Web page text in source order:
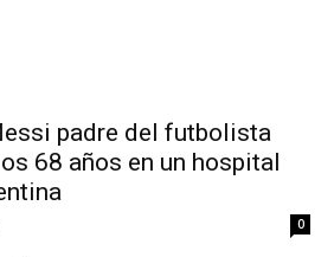
padre del futbolista
68 años en un hospital
0